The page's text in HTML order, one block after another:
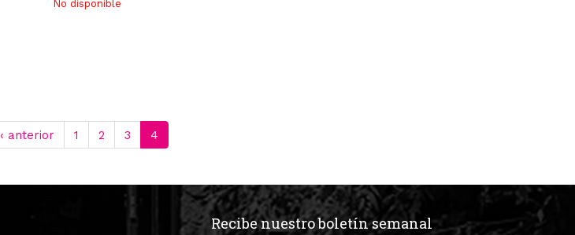
No disponible
‹ anterior 1 2 3 4
Recibe nuestro boletín semanal